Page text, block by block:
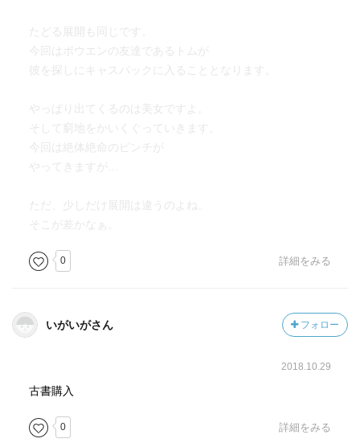
たどる展開も同じです。
今回はボウエンの友達であるトムが
彼を探しにキャスパックに入ることとなります。
やっぱり出てくるのは美女ですよ。
そして窮地をかいくぐっていきます。
今回は絶体絶命のピンチが
やってきますが…
ただ、少しだけ展開は違うのよね。
そこが差かなぁ。
0 詳細をみる
いがいがさん フォロー
2018.10.29
古書購入
0 詳細をみる